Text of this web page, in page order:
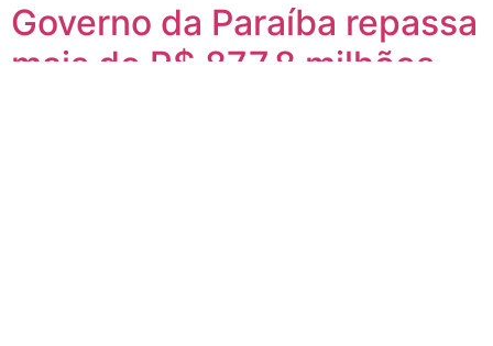
Governo da Paraíba repassa
mais de R$ 877,8 milhões